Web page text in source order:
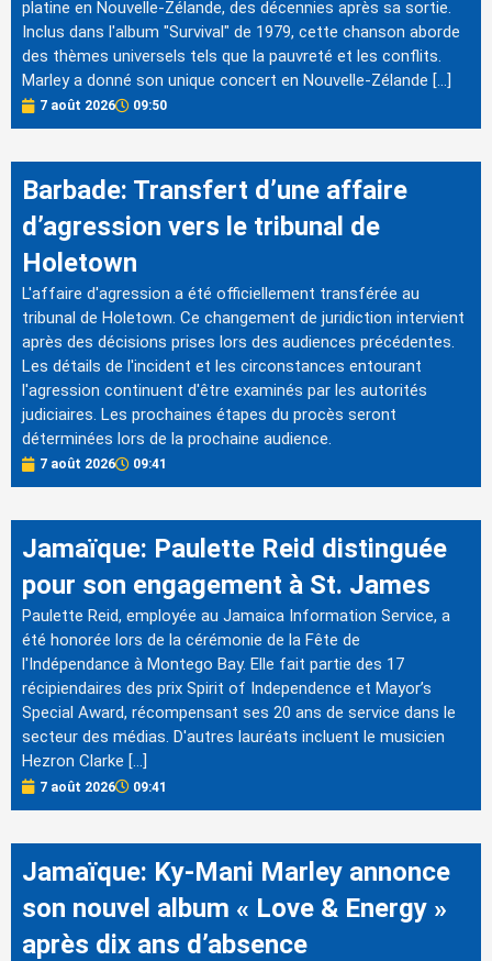
platine en Nouvelle-Zélande, des décennies après sa sortie.
Inclus dans l'album "Survival" de 1979, cette chanson aborde
des thèmes universels tels que la pauvreté et les conflits.
Marley a donné son unique concert en Nouvelle-Zélande […]
7 août 2026 09:50
Barbade: Transfert d’une affaire
d’agression vers le tribunal de
Holetown
L'affaire d'agression a été officiellement transférée au
tribunal de Holetown. Ce changement de juridiction intervient
après des décisions prises lors des audiences précédentes.
Les détails de l'incident et les circonstances entourant
l'agression continuent d'être examinés par les autorités
judiciaires. Les prochaines étapes du procès seront
déterminées lors de la prochaine audience.
7 août 2026 09:41
Jamaïque: Paulette Reid distinguée
pour son engagement à St. James
Paulette Reid, employée au Jamaica Information Service, a
été honorée lors de la cérémonie de la Fête de
l'Indépendance à Montego Bay. Elle fait partie des 17
récipiendaires des prix Spirit of Independence et Mayor’s
Special Award, récompensant ses 20 ans de service dans le
secteur des médias. D'autres lauréats incluent le musicien
Hezron Clarke […]
7 août 2026 09:41
Jamaïque: Ky-Mani Marley annonce
son nouvel album « Love & Energy »
après dix ans d’absence